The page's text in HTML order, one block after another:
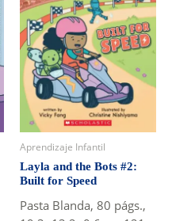
Aprendizaje Infantil
Layla and the Bots #2:
Built for Speed
Pasta Blanda, 80 págs.,